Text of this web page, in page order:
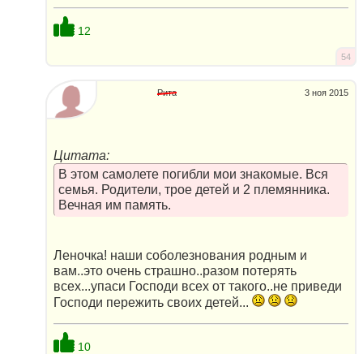
12
54
3 ноя 2015
Рита
Цитата:
В этом самолете погибли мои знакомые. Вся
семья. Родители, трое детей и 2 племянника.
Вечная им память.
Леночка! наши соболезнования родным и
вам..это очень страшно..разом потерять
всех...упаси Господи всех от такого..не приведи
Господи пережить своих детей...
10